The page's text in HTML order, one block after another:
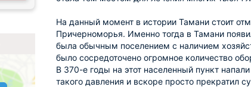
На данный момент в истории Тамани стоит
Причерноморья. Именно тогда в Тамани
была обычным поселением с наличием
было сосредоточено огромное количество
В 370-е годы на этот населенный пункт
такого давления и вскоре просто прекратил